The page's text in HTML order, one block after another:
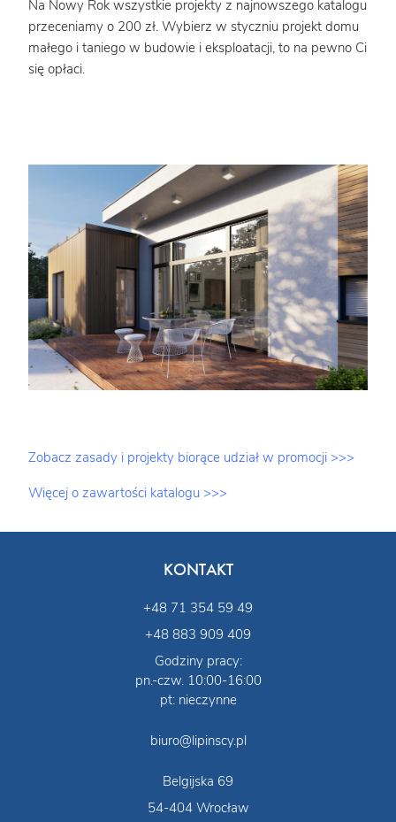
Na Nowy Rok wszystkie projekty z najnowszego katalogu
przeceniamy o 200 zł. Wybierz w styczniu projekt domu
małego i taniego w budowie i eksploatacji, to na pewno Ci
się opłaci.
Zobacz zasady i projekty biorące udział w promocji >>>
Więcej o zawartości katalogu >>>
KONTAKT
+48 71 354 59 49
+48 883 909 409
Godziny pracy:
pn.-czw. 10:00-16:00
pt: nieczynne
biuro@lipinscy.pl
Belgijska 69
54-404 Wrocław